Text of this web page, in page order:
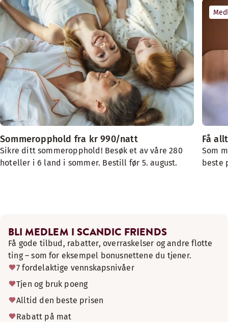
Sommeropphold fra kr 990/natt
Sikre ditt sommeropphold! Besøk et av våre 280
hoteller i 6 land i sommer. Bestill før 5. august.
Få
Som
beste
BLI MEDLEM I SCANDIC FRIENDS
Få gode tilbud, rabatter, overraskelser og andre flotte
ting – som for eksempel bonusnettene du tjener.
7 fordelaktige vennskapsnivåer
Tjen og bruk poeng
Alltid den beste prisen
Rabatt på mat